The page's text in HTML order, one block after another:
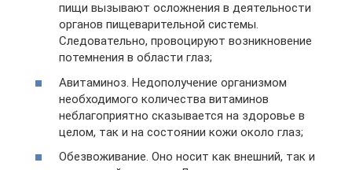
пищи вызывают осложнения в деятельности
органов пищеварительной системы.
Следовательно, провоцируют возникновение
потемнения в области глаз;
Авитаминоз. Недополучение организмом
необходимого количества витаминов
неблагоприятно сказывается на здоровье в
целом, так и на состоянии кожи около глаз;
Обезвоживание. Оно носит как внешний, так и